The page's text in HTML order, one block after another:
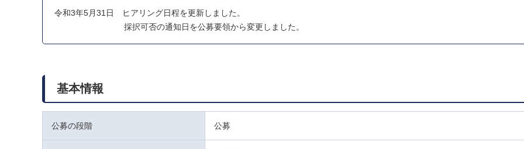
令和3年5月31日 ヒアリング日程を更新しました。
採択可否の通知日を公募要領から変更しました。
基本情報
公募の段階 公募